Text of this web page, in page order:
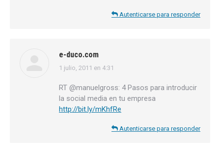
Autenticarse para responder
e-duco.com
dice:
1 julio, 2011 en 4:31
RT @manuelgross: 4 Pasos para introducir
la social media en tu empresa
http://bit.ly/mKhfRe
Autenticarse para responder